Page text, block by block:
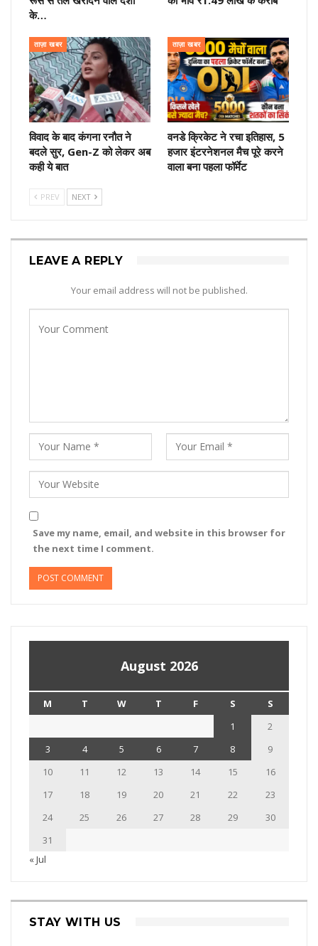
के…
ताज़ा खबर
विवाद के बाद कंगना रनौत ने
बदले सुर, Gen-Z को लेकर अब
कही ये बात
ताज़ा खबर
वनडे क्रिकेट ने रचा इतिहास, 5
हजार इंटरनेशनल मैच पूरे करने
वाला बना पहला फॉर्मेट
PREV NEXT
LEAVE A REPLY
Your email address will not be published.
Save my name, email, and website in this browser for
the next time I comment.
August 2026
M T W T F S
S
1
2
3
4 5 6 7 8
9
10
11 12 13 14 15
16
17
18 19 20 21 22
23
24
25 26 27 28 29
30
31
« Jul
STAY WITH US